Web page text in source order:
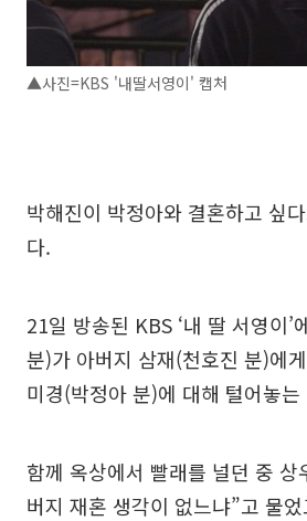
▲사진=KBS '내딸서영이' 캡처
박해진이 박정아와 결혼하고 싶
다.
21일 방송된 KBS ‘내 딸 서영이’
분)가 아버지 삼재(천호진 분)에
미경(박정아 분)에 대해 털어놓
함께 옥상에서 빨래를 널던 중 상
버지 재혼 생각이 없느냐”고 물